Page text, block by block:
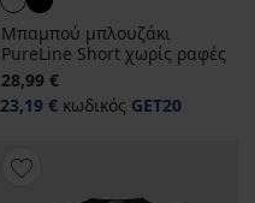
Μπαμπού μπλουζάκι
PureLine Short χωρίς ραφές
28,99 €
23,19 € κωδικός GET20